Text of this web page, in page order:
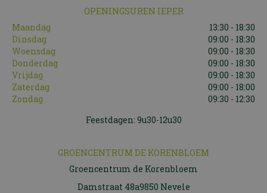
OPENINGSUREN IEPER
Maandag
13:30 - 18:30
Dinsdag
09:00 - 18:30
Woensdag
09:00 - 18:30
Donderdag
09:00 - 18:30
Vrijdag
09:00 - 18:30
Zaterdag
09:00 - 18:00
Zondag
09:30 - 12:30
Feestdagen: 9u30-12u30
GROENCENTRUM DE KORENBLOEM
Groencentrum de Korenbloem
Damstraat 48a9850 Nevele